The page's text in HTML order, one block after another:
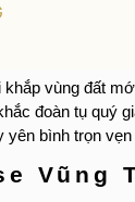
khắp vùng đất
đoàn tụ quý
yên bình trọn
Vũng